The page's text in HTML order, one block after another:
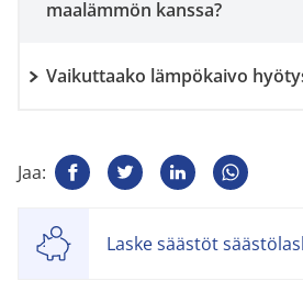
maalämmön kanssa?
Vaikuttaako lämpökaivo
Jaa:
Laske säästöt